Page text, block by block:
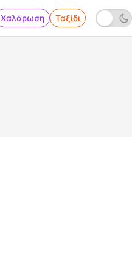
Χαλάρωση Ταξίδι